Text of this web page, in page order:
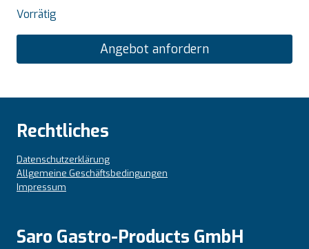
Vorrätig
Angebot anfordern
Rechtliches
Datenschutzerklärung
Allgemeine Geschäftsbedingungen
Impressum
Saro Gastro-Products GmbH